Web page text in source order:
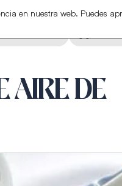
AIRE DE
en nuestra web. Puedes